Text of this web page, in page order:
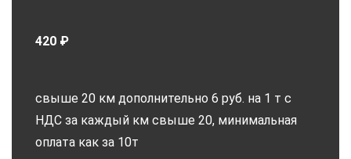
420 ₽
свыше 20 км дополнительно 6 руб. на 1 т с
НДС за каждый км свыше 20, минимальная
оплата как за 10т